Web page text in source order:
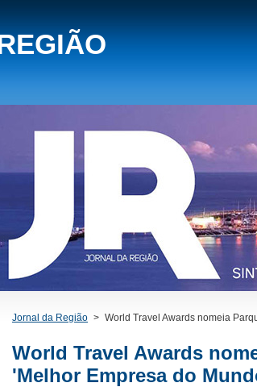
Jornal da Região > World Travel Awards nomeia
World Travel Awards
'Melhor Empresa do